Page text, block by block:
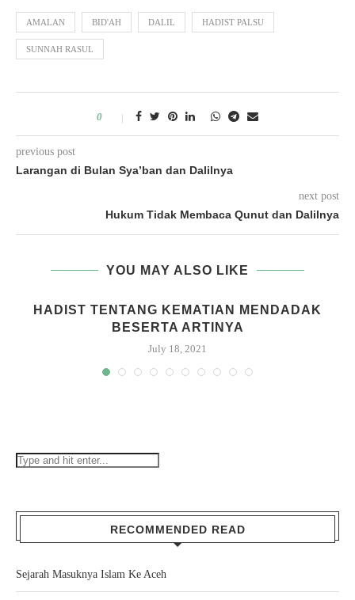
AMALAN BID'AH DALIL HADIST PALSU
SUNNAH RASUL
0
previous post
Larangan di Bulan Sya’ban dan Dalilnya
next post
Hukum Tidak Membaca Qunut dan Dalilnya
YOU MAY ALSO LIKE
HADIST TENTANG KEMATIAN MENDADAK
BESERTA ARTINYA
July 18, 2021
RECOMMENDED READ
Sejarah Masuknya Islam Ke Aceh